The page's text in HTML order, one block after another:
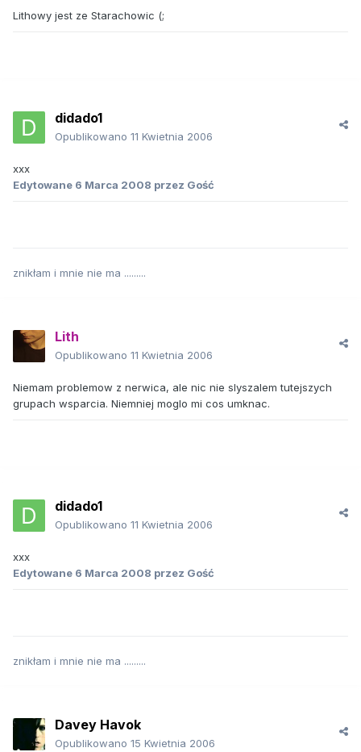
Lithowy jest ze Starachowic (;
didado1
Opublikowano 11 Kwietnia 2006
xxx
Edytowane 6 Marca 2008 przez Gość
znikłam i mnie nie ma .........
Lith
Opublikowano 11 Kwietnia 2006
Niemam problemow z nerwica, ale nic nie slyszalem tutejszych
grupach wsparcia. Niemniej moglo mi cos umknac.
didado1
Opublikowano 11 Kwietnia 2006
xxx
Edytowane 6 Marca 2008 przez Gość
znikłam i mnie nie ma .........
Davey Havok
Opublikowano 15 Kwietnia 2006